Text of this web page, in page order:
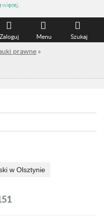
więcej
Szukaj
Menu
Zaloguj
prawne »
w Olsztynie